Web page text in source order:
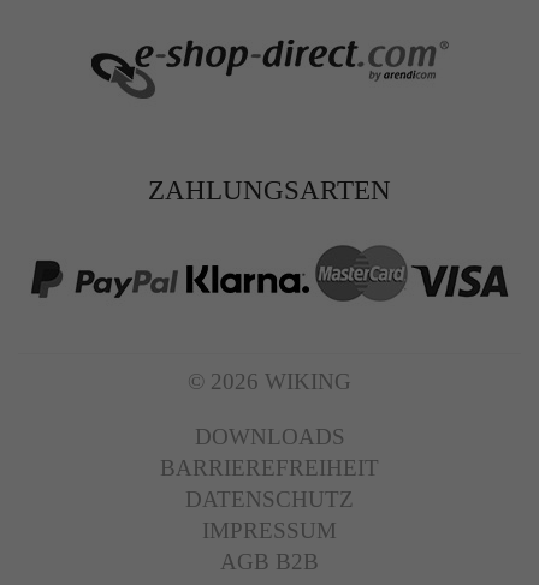
ZAHLUNGSARTEN
© 2026 WIKING
DOWNLOADS
BARRIEREFREIHEIT
DATENSCHUTZ
IMPRESSUM
AGB B2B